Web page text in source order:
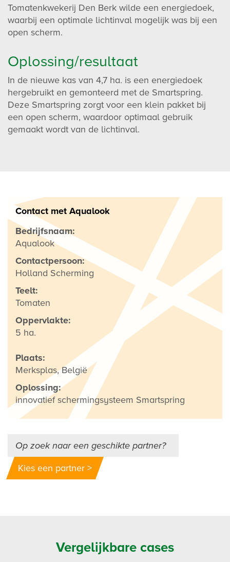
Tomatenkwekerij Den Berk wilde een energiedoek,
waarbij een optimale lichtinval mogelijk was bij een
open scherm.
Oplossing/resultaat
In de nieuwe kas van 4,7 ha. is een energiedoek
hergebruikt en gemonteerd met de Smartspring.
Deze Smartspring zorgt voor een klein pakket bij
een open scherm, waardoor optimaal gebruik
gemaakt wordt van de lichtinval.
Contact met Aqualook
Bedrijfsnaam:
Aqualook
Contactpersoon:
Holland Scherming
Teelt:
Tomaten
Oppervlakte:
5 ha.
Plaats:
Merksplas, België
Oplossing:
innovatief schermingsysteem Smartspring
Op zoek naar een geschikte partner?
Kies een partner >
Vergelijkbare cases